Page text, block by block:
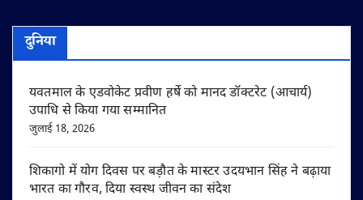
दुनिया
यवतमाल के एडवोकेट प्रवीण हर्षे को मानद डॉक्टरेट (आचार्य)
उपाधि से किया गया सम्मानित
जुलाई 18, 2026
शिकागो में योग दिवस पर बड़ौत के मास्टर उदयभान सिंह ने बढ़ाया
भारत का गौरव, दिया स्वस्थ जीवन का संदेश